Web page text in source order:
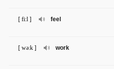
feel
[ fi:l ]
work
[ wə:k ]